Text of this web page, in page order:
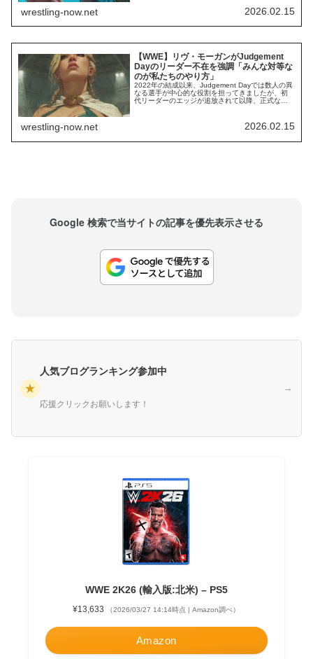
「日本地区MVP」の2冠を達成。一方で、WWEは
のヒールターンが「最悪ギミック賞」となるな
wrestling-now.net 2026.02.15
【WWE】リヴ・モーガンがJudgement
Dayのリーダー不在を強調「みんな対等な
のが私たちのやり方」
2022年の結成以来、Judgement Dayでは数人の異
なる選手が中心的な役割を担ってきましたが、初
代リーダーのエッジが追放されて以降、正式なリ
ーがグループの主導権を握ろうとしてきたもの
の、自分は誰からの指図も受けていないと改めて
wrestling-now.net 2026.02.15
Google 検索で当サイトの記事を優先表示させる
★
人気ブログランキング参加中
応援クリックお願いします！
→
WWE 2K26 (輸入版:北米) – PS5
¥13,633 （2026/03/27 14:14時点 | Amazon調べ）
Amazon